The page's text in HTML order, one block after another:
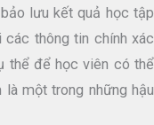
lưu kết quả học tập
thông tin chính xác
thể để học viên có thể
một trong những hậu